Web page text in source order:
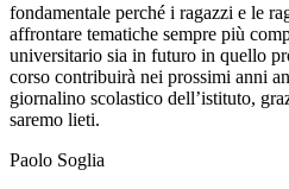
fondamentale perché i ragazzi e le
affrontare tematiche sempre più
universitario sia in futuro in quello
corso contribuirà nei prossimi anni
giornalino scolastico dell’istituto,
saremo lieti.
Paolo Soglia